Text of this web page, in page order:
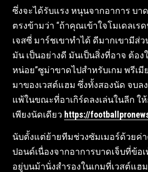
ซึ่งจะได้รับแรง หนุนจากอาการ บา
ตรงข้ามว่า “ถ้าคุณเข้าใจโมเดลเร
เจสซี่ มาร์ชเขาทําได้ ดีมากเขามีส่ว
มัน เป็นอย่างดี มันเป็นสิ่งที่อาจ ต้อง
หน่อย”ซูม่าขาดไปสําหรับเกม พรีเ
มาของเวสต์แฮม ซึ่งทั้งสองนัด จบล
แพ้ในขณะที่อาเกิร์ดลงเล่นในลีก ใ
เพียงนัดเดียว https://
นับตั้งแต่ย้ายทีมช่วงซัมเมอร์ด้วยค่า
ปอนด์เนื่องจากอาการบาดเจ็บที่ข้อเ
อยู่บนม้านั่งสํารองในเกมที่เวสต์แฮ